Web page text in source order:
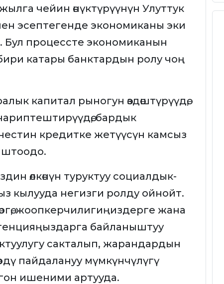
чейин өнүктүрүүнүн Улуттук
эсептегенде экономиканы эки
Бул процессте экономиканын
катары банктардын ролу чоң
капитал рыногун өздөштүрүүдө,
бардык
кредитке жетүүсүн камсыз
өлкөнүн туруктуу социалдык-
кылууда негизги ролду ойнойт.
жоопкерчилигиңиздерге жана
байланыштуу
сакталып, жарандардын
пайдалануу мүмкүнчүлүгү
ишеними артууда.